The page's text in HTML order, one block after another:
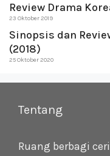
Review Drama
23 Oktober 2019
Sinopsis dan
(2018)
25 Oktober 2020
Tentang
Ruang berbagi